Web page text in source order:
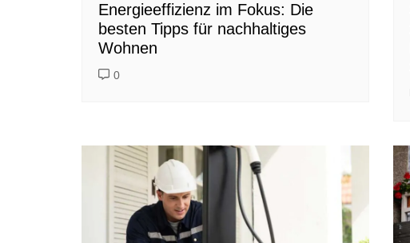
Energieeffizienz im Fokus: Die
besten Tipps für nachhaltiges
Wohnen
0